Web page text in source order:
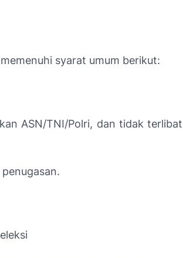
syarat umum berikut:
ASN/TNI/Polri, dan tidak terlibat